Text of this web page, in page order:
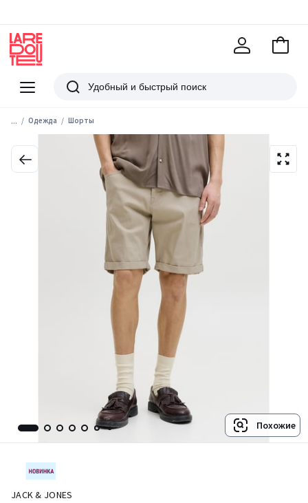
Меню
Redoute
Поиск
В
... Одежда Шорты
Похожие
JACK & JONES